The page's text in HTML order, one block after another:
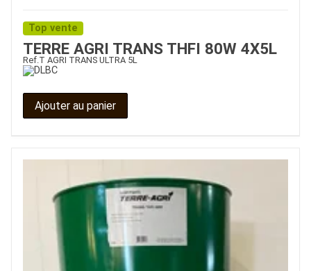
Top vente
TERRE AGRI TRANS THFI 80W 4X5L
Ref.T AGRI TRANS ULTRA 5L
Ajouter au panier